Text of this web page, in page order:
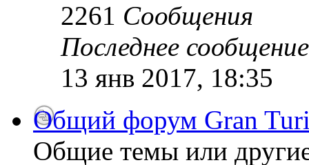
2261 Сообщения
Последнее сообщение
13 янв 2017, 18:35
Общий форум Gran
Общие темы или